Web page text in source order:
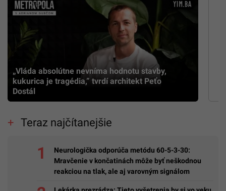
„Vláda absolútne nevníma hodnotu stavby,
kukurica je tragédia,” tvrdí architekt Peťo
Dostál
Teraz najčítanejšie
Neurologička odporúča metódu 60-5-3-30:
Mravčenie v končatinách môže byť neškodnou
reakciou na tlak, ale aj varovným signálom